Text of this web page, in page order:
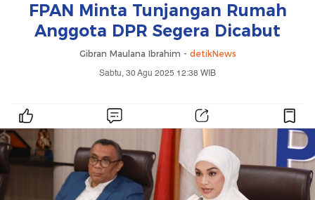
FPAN Minta Tunjangan Rumah
Anggota DPR Segera Dicabut
Gibran Maulana Ibrahim - detikNews
Sabtu, 30 Agu 2025 12:38 WIB